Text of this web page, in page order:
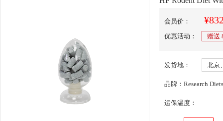
会员价：
优惠活动： 赠送
发货地： 北京
品牌：Research Diets
运保温度：